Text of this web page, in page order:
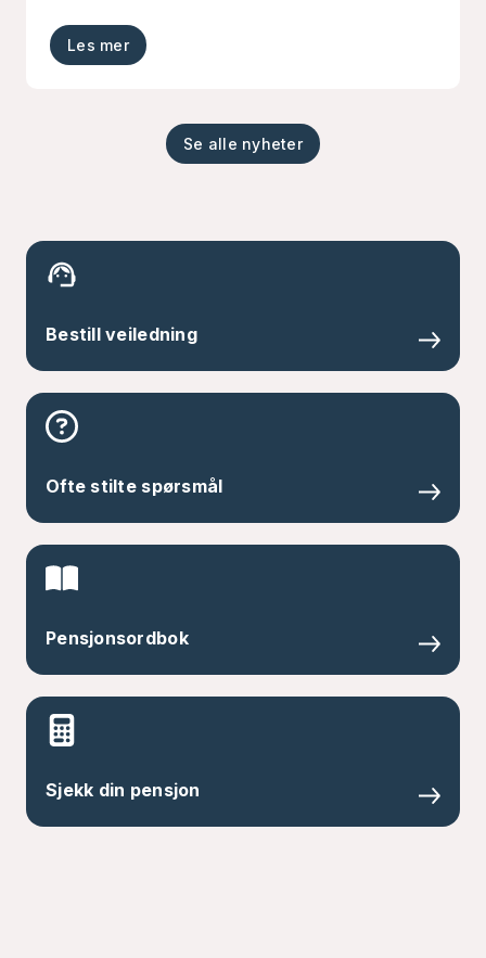
fra Skatteetaten i mars/april 2026, bør du
sjekke at tallene samsvarer med oppgavene.
Les mer
Se alle nyheter
Bestill veiledning
Ofte stilte spørsmål
Pensjonsordbok
Sjekk din pensjon